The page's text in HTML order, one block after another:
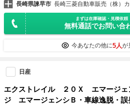
長崎県諫早市 長崎三菱自動車販売（株）
まずは在庫確認・見積依頼
無料通話でお問い合
今あなたの他に5人が
日産
エクストレイル ２０Ｘ エマージェ
ジ エマージェンシＢ・車線逸脱・誤